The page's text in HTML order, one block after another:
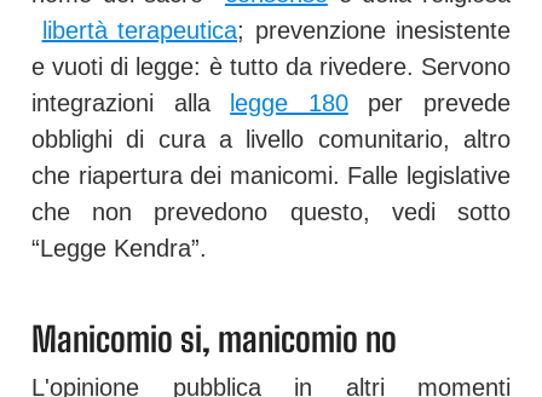
libertà terapeutica; prevenzione inesistente
e vuoti di legge: è tutto da rivedere. Servono
integrazioni alla legge 180per prevede
obblighi di cura a livello comunitario, altro
che riapertura dei manicomi. Falle legislative
che non prevedono questo, vedi sotto
“Legge Kendra”.
Manicomio si, manicomio no
L'opinione pubblica in altri momenti